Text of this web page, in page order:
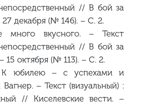
// В бой за
27 декабря (№ 146). – С. 2.
много вкусного. – Текст
// В бой за
15 октября (№ 113). – С. 2.
К юбилею – с успехами и
– Текст (визуальный) :
// Киселевские вести. –